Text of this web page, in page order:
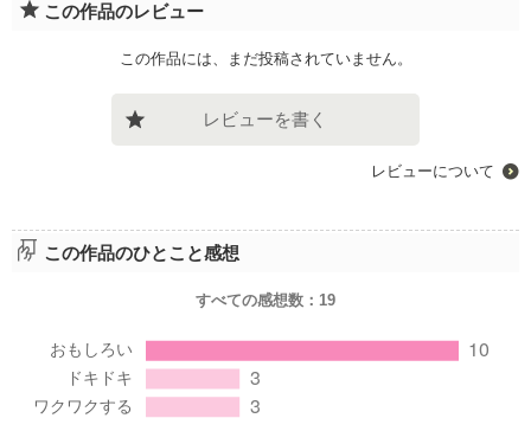
この作品のレビュー
この作品には、まだ投稿されていません。
レビューを書く
レビューについて
この作品のひとこと感想
すべての感想数： 19